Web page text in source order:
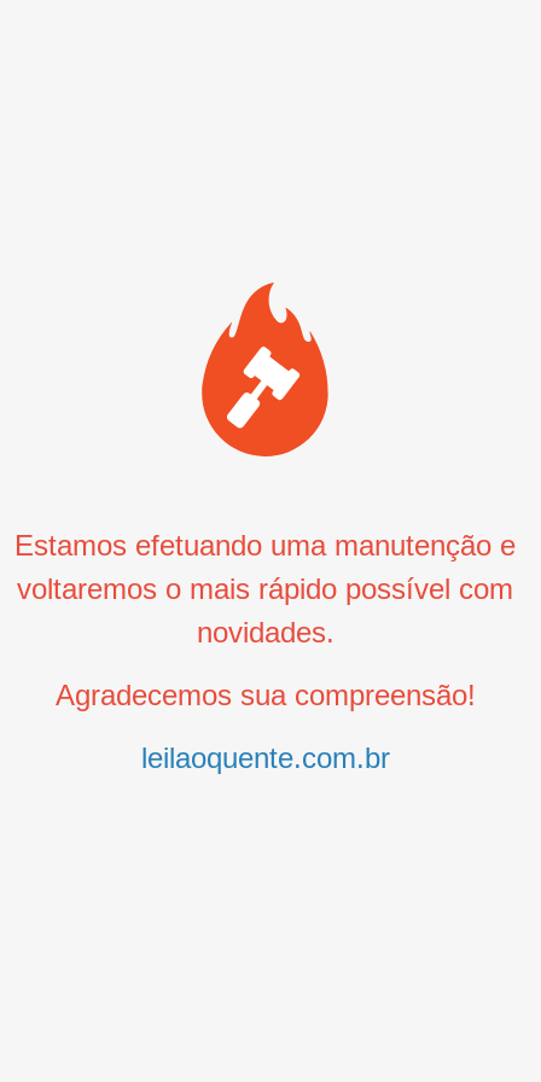
Estamos efetuando uma manutenção e
voltaremos o mais rápido possível com
novidades.
Agradecemos sua compreensão!
leilaoquente.com.br